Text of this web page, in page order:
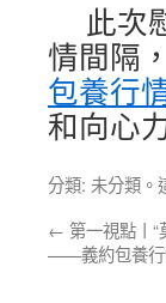
此次
情間隔
包養行
和向心
分類: 未分類。
← 第一視點丨“
——義約包養行